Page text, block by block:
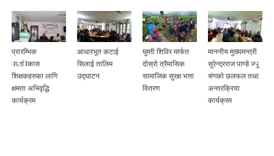
प्रारम्भिक
बालविकास
शिक्षकहरुका लागि
क्षमता अभिवृद्धि
कार्यक्रम
आधारभूत कटाई
सिलाई तालिम
उद्घाटन
घुम्ती शिविर मार्फत
दोस्रो त्रैमासिक
सामाजिक सुरक्ष भत्ता
वितरण
माननीय मुख्यमन्त्री
सुरेन्द्रराज पाण्डे ज्यु
संगको छलफल तथा
अन्तरक्रिया
कार्यक्रम